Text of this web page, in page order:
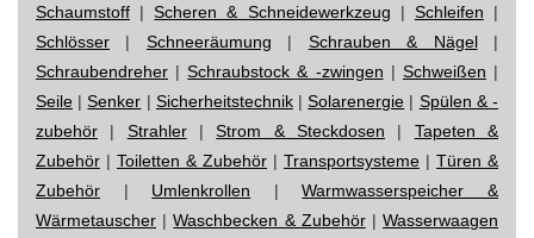
Schaumstoff |Scheren & Schneidewerkzeug | Schleifen |
Schlösser | Schneeräumung | Schrauben & Nägel|
Schraubendreher |Schraubstock & -zwingen | Schweißen |
Seile |Senker | Sicherheitstechnik|Solarenergie | Spülen & -
zubehör | Strahler|Strom & Steckdosen | Tapeten &
Zubehör | Toiletten & Zubehör | Transportsysteme | Türen &
Zubehör | Umlenkrollen |Warmwasserspeicher &
Wärmetauscher |Waschbecken & Zubehör|Wasserwaagen